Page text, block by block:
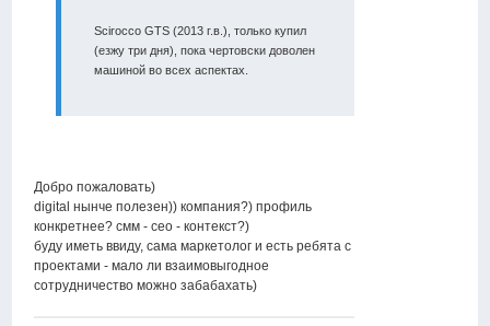
Scirocco GTS (2013 г.в.), только купил
(езжу три дня), пока чертовски доволен
машиной во всех аспектах.
Добро пожаловать)
digital нынче полезен)) компания?) профиль
конкретнее? смм - сео - контекст?)
буду иметь ввиду, сама маркетолог и есть ребята с
проектами - мало ли взаимовыгодное
сотрудничество можно забабахать)